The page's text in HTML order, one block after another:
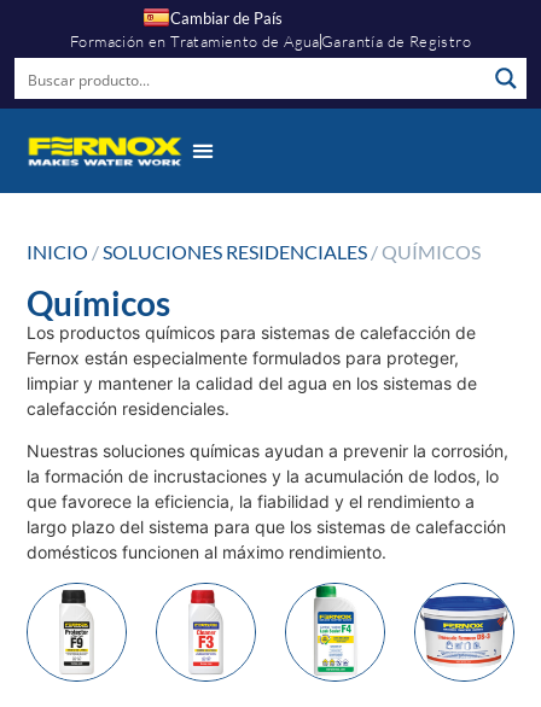
Cambiar de País
Formación en Tratamiento de AguaGarantía de Registro
INICIO / SOLUCIONES RESIDENCIALES / QUÍMICOS
Químicos
Los productos químicos para sistemas de calefacción de
Fernox están especialmente formulados para proteger,
limpiar y mantener la calidad del agua en los sistemas de
calefacción residenciales.
Nuestras soluciones químicas ayudan a prevenir la corrosión,
la formación de incrustaciones y la acumulación de lodos, lo
que favorece la eficiencia, la fiabilidad y el rendimiento a
largo plazo del sistema para que los sistemas de calefacción
domésticos funcionen al máximo rendimiento.